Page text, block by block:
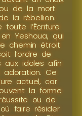
de la mort
la rébellion.
l’Écriture
Yeshoua, qui
chemin étroit
l’ordre de
aux idoles afin
Ce
actuel, car
la forme
ou de
où faire résider